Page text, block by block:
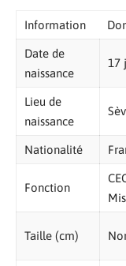
Information
Date de
naissance
17
Lieu de
naissance
Nationalité
Fonction
Taille (cm)